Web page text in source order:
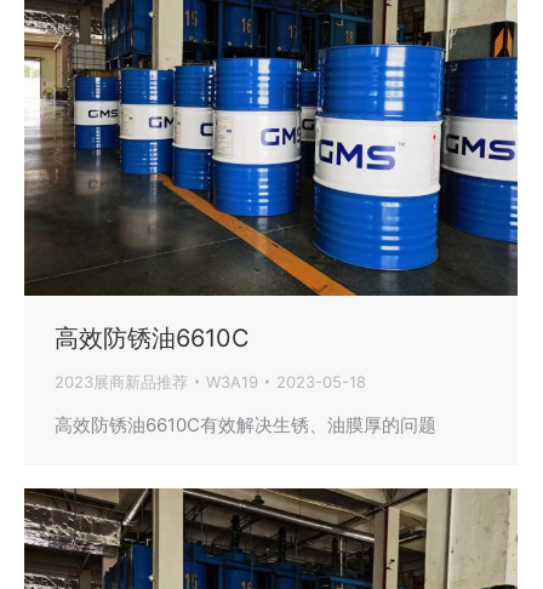
高效防锈油6610C
2023展商新品推荐 W3A19 2023-05-18
高效防锈油6610C有效解决生锈、油膜厚的问题